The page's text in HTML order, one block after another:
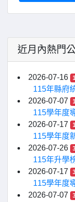
近月內熱門
2026-07-16
115年縣府
2026-07-07
115學年度
2026-07-17
115學年度
2026-07-26
115年升學
2026-07-17
115學年度
2026-07-07